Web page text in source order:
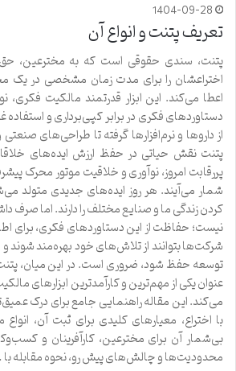
1404-09-28
تعریف پتنت و انواع آن
پتنت، سندی حقوقی است که به مخترعین، حق
اختراعشان را برای مدت زمان مشخصی در یک
اعطا می‌کند. این ابزار قدرتمند مالکیت فکری،
دستاوردهای فکری در برابر کپی‌برداری و
از داروها و نرم‌افزارها گرفته تا طراحی‌های
پتنت نقش حیاتی در حفظ ارزش ایده‌های
پررقابت امروز، نوآوری و خلاقیت موتور محرک
شمار می‌آیند. هر روز ایده‌های جدیدی متولد
کردن زندگی ما و صنایع مختلف را دارند. اما صرف
نیست؛ حفاظت از این دستاوردهای فکری، برای
شرکت‌ها بتوانند از تلاش‌های خود بهره‌مند شوند و
توسعه حفظ شود، ضروری است. در این میان،
عنوان یکی از مهم‌ترین و کارآمدترین ابزارهای
می‌کند. این مقاله راهنمایی جامع برای درک
با اختراع، معیارهای کلیدی برای ثبت آن،
بی‌شمار آن برای مخترعین، کارآفرینان و
محدودیت‌ها و چالش‌های پیش رو، نحوه مقابله